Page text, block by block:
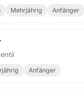
Mehrjährig Anfänger
Anfänger